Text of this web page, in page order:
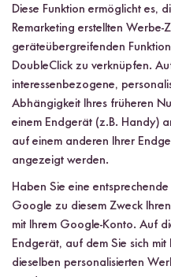
Diese Funktion ermöglicht es,
Remarketing erstellten Werbe-
geräteübergreifenden
DoubleClick zu verknüpfen.
interessenbezogene,
Abhängigkeit Ihres früheren
einem Endgerät (z.B. Handy)
auf einem anderen Ihrer
angezeigt werden.
Haben Sie eine
Google zu diesem Zweck
mit Ihrem Google-Konto. Auf
Endgerät, auf dem Sie sich
dieselben personalisierten